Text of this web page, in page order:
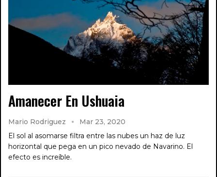
Amanecer En Ushuaia
Mario Rodriguez
Mar 23, 2020
El sol al asomarse filtra entre las nubes un haz de luz
horizontal que pega en un pico nevado de Navarino. El
efecto es increíble.